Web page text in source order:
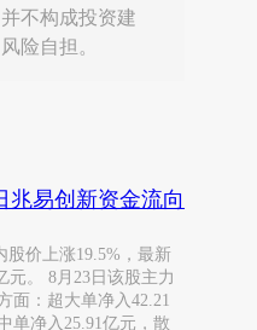
不构成投资建
险自担。
兆易创新资金流向
股价上涨19.5%，最新
元。 8月23日该股主力
面：超大单净入42.21
单净入25.91亿元，散